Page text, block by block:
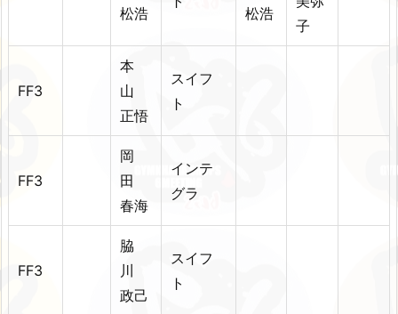
松浩
松浩
子
FF3
本
山
正悟
スイフ
ト
FF3
岡
田
春海
インテ
グラ
FF3
脇
川
政己
スイフ
ト